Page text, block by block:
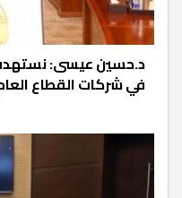
د.حسين عيسى:
في شركات القطاع